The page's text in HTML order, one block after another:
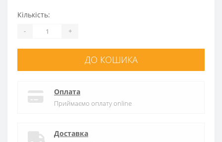
Кількість:
- +
ДО КОШИКА
Оплата
Приймаємо оплату online
Доставка